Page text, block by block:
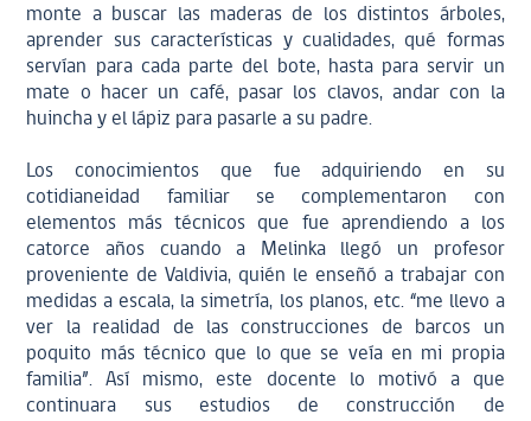
monte a buscar las maderas de los distintos árboles,
aprender sus características y cualidades, qué formas
servían para cada parte del bote, hasta para servir un
mate o hacer un café, pasar los clavos, andar con la
huincha y el lápiz para pasarle a su padre.
Los conocimientos que fue adquiriendo en su
cotidianeidad familiar se complementaron con
elementos más técnicos que fue aprendiendo a los
catorce años cuando a Melinka llegó un profesor
proveniente de Valdivia, quién le enseñó a trabajar con
medidas a escala, la simetría, los planos, etc. “me llevo a
ver la realidad de las construcciones de barcos un
poquito más técnico que lo que se veía en mi propia
familia”. Así mismo, este docente lo motivó a que
continuara sus estudios de construcción de